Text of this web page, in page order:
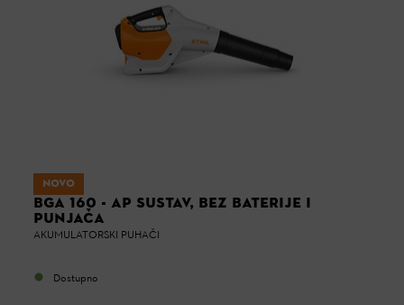
NOVO
BGA 160 - AP SUSTAV, BEZ BATERIJE I
PUNJAČA
AKUMULATORSKI PUHAČI
Dostupno